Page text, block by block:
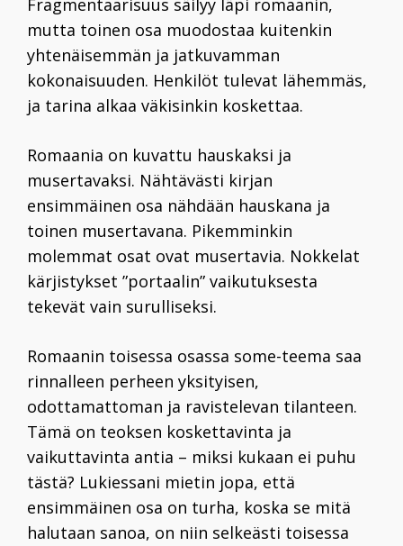
Fragmentaarisuus säilyy läpi romaanin,
mutta toinen osa muodostaa kuitenkin
yhtenäisemmän ja jatkuvamman
kokonaisuuden. Henkilöt tulevat lähemmäs,
ja tarina alkaa väkisinkin koskettaa.
Romaania on kuvattu hauskaksi ja
musertavaksi. Nähtävästi kirjan
ensimmäinen osa nähdään hauskana ja
toinen musertavana. Pikemminkin
molemmat osat ovat musertavia. Nokkelat
kärjistykset ”portaalin” vaikutuksesta
tekevät vain surulliseksi.
Romaanin toisessa osassa some-teema saa
rinnalleen perheen yksityisen,
odottamattoman ja ravistelevan tilanteen.
Tämä on teoksen koskettavinta ja
vaikuttavinta antia – miksi kukaan ei puhu
tästä? Lukiessani mietin jopa, että
ensimmäinen osa on turha, koska se mitä
halutaan sanoa, on niin selkeästi toisessa